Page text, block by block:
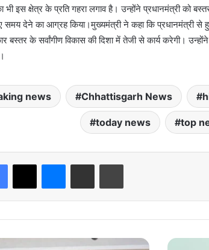
भी इस क्षेत्र के प्रति गहरा लगाव है। उन्होंने प्रधानमंत्री को
देने का आग्रह किया।मुख्यमंत्री ने कहा कि प्रधानमंत्री से
बस्तर के सर्वांगीण विकास की दिशा में तेजी से कार्य करेगी।
news Chhattisgarh News
today news top
प्र